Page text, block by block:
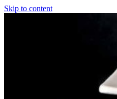
Skip to content